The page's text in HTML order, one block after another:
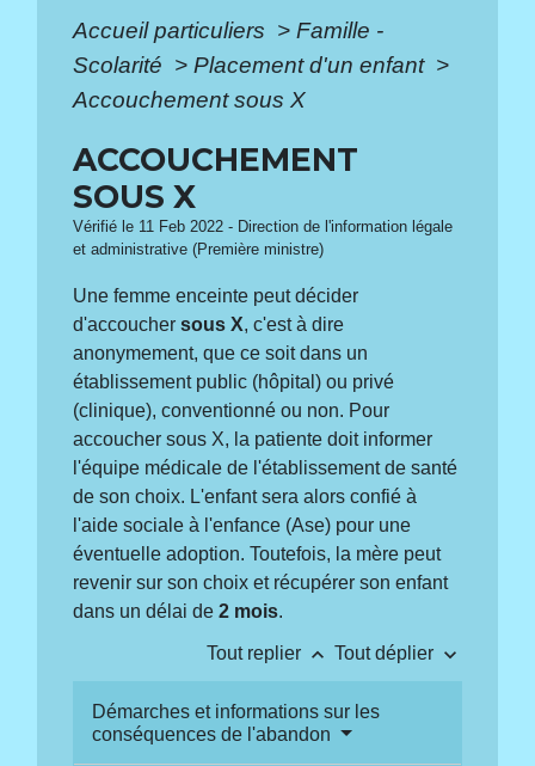
Accueil particuliers > Famille -
Scolarité > Placement d'un enfant >
Accouchement sous X
ACCOUCHEMENT
SOUS X
Vérifié le 11 Feb 2022 - Direction de l'information légale
et administrative (Première ministre)
Une femme enceinte peut décider
d'accouchersous X, c'est à dire
anonymement, que ce soit dans un
établissement public (hôpital) ou privé
(clinique), conventionné ou non. Pour
accoucher sous X, la patiente doit informer
l'équipe médicale de l'établissement de santé
de son choix. L'enfant sera alors confié à
l'aide sociale à l'enfance (Ase) pour une
éventuelle adoption. Toutefois, la mère peut
revenir sur son choix et récupérer son enfant
dans un délai de2 mois.
Tout replier keyboard_arrow_up Tout déplier keyboard_arrow_down
Démarches et informations sur les
conséquences de l'abandon